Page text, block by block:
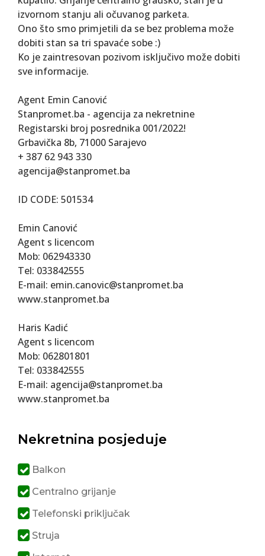
izvornom stanju ali očuvanog parketa.
Ono što smo primjetili da se bez problema može
dobiti stan sa tri spavaće sobe :)
Ko je zaintresovan pozivom isključivo može dobiti
sve informacije.
Agent Emin Canović
Stanpromet.ba - agencija za nekretnine
Registarski broj posrednika 001/2022!
Grbavička 8b, 71000 Sarajevo
+ 387 62 943 330
agencija@stanpromet.ba
ID CODE: 501534
Emin Canović
Agent s licencom
Mob: 062943330
Tel: 033842555
E-mail: emin.canovic@stanpromet.ba
www.stanpromet.ba
Haris Kadić
Agent s licencom
Mob: 062801801
Tel: 033842555
E-mail: agencija@stanpromet.ba
www.stanpromet.ba
Nekretnina posjeduje
Balkon
Centralno grijanje
Telefonski priključak
Struja